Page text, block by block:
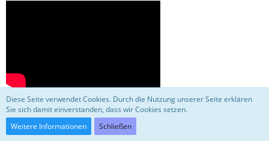
Diese Seite verwendet Cookies. Durch die Nutzung unserer Seite erklären
Sie sich damit einverstanden, dass wir Cookies setzen.
Weitere Informationen
Schließen